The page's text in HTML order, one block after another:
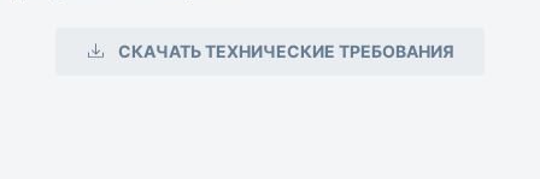
СКАЧАТЬ ТЕХНИЧЕСКИЕ ТРЕБОВАНИЯ